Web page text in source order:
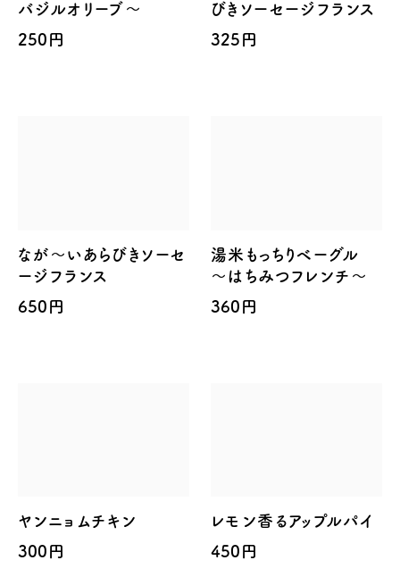
バジルオリーブ～
250円
びきソーセージフランス
325円
なが～いあらびきソーセ
ージフランス
650円
湯米もっちりベーグル
～はちみつフレンチ～
360円
ヤンニョムチキン
300円
レモン香るアップルパイ
450円